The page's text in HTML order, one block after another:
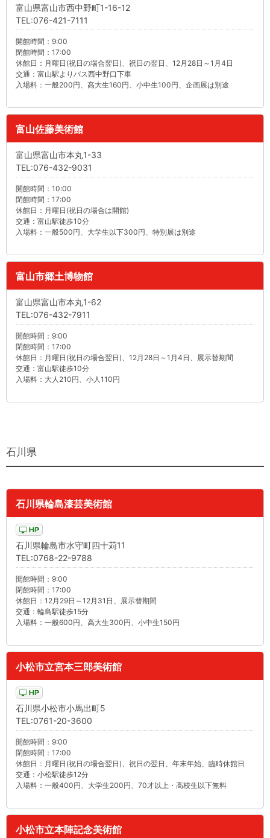
富山県富山市西中野町1-16-12
TEL:076-421-7111
開館時間：9:00
閉館時間：17:00
休館日：月曜日(祝日の場合翌日)、祝日の翌日、12月28日～1月4日
交通：富山駅よりバス西中野口下車
入場料：一般200円、高大生160円、小中生100円、企画展は別途
富山佐藤美術館
富山県富山市本丸1-33
TEL:076-432-9031
開館時間：10:00
閉館時間：17:00
休館日：月曜日(祝日の場合は開館)
交通：富山駅徒歩10分
入場料：一般500円、大学生以下300円、特別展は別途
富山市郷土博物館
富山県富山市本丸1-62
TEL:076-432-7911
開館時間：9:00
閉館時間：17:00
休館日：月曜日(祝日の場合翌日)、12月28日～1月4日、展示替期間
交通：富山駅徒歩10分
入場料：大人210円、小人110円
石川県
石川県輪島漆芸美術館
石川県輪島市水守町四十苅11
TEL:0768-22-9788
開館時間：9:00
閉館時間：17:00
休館日：12月29日～12月31日、展示替期間
交通：輪島駅徒歩15分
入場料：一般600円、高大生300円、小中生150円
小松市立宮本三郎美術館
石川県小松市小馬出町5
TEL:0761-20-3600
開館時間：9:00
閉館時間：17:00
休館日：月曜日(祝日の場合翌日)、祝日の翌日、年末年始、臨時休館日
交通：小松駅徒歩12分
入場料：一般400円、大学生200円、70才以上・高校生以下無料
小松市立本陣記念美術館